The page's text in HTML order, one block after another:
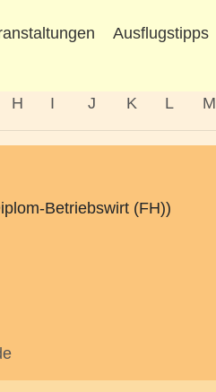
Ausflugstipps
H I J K L M
Betriebswirt (FH))